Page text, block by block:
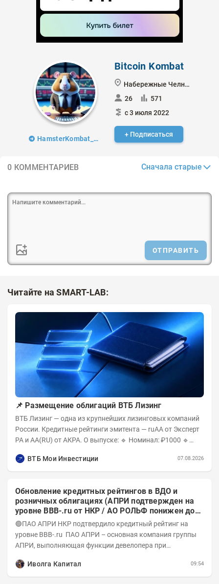
HamsterKombat_analytics
Bitcoin Kombat
Набережные Челны
26
571
с 3 июля 2022
+ Подписаться
0 КОММЕНТАРИЕВ Сначала старые
ОТПРАВИТЬ
Читайте на SMART-LAB:
📌 Размещение облигаций ВТБ Лизинг
ВТБ Лизинг — одна из крупнейших лизинговых компаний
России. Кредитные рейтинги эмитента — ruAA от Эксперт
РА и AA(RU) от АКРА. О выпуске: 🔹 Номинал: ₽1000 🔹
ВТБ Мои Инвестиции
07.08.2026
Обновление кредитных рейтингов в ВДО и
розничных облигациях (АПРИ подтвержден на
уровне BBB-.ru от НКР / АО РОЛЬФ понижен до
А-(RU) / Элит Строй присвоен на уровне BBB.ru)
🟢ПАО АПРИ НКР подтвердило кредитный рейтинг на
уровне BBB-.ru ПАО АПРИ – основная компания группы
АПРИ, выполняющая функции девелопера при
Иволга Капитал
09:54